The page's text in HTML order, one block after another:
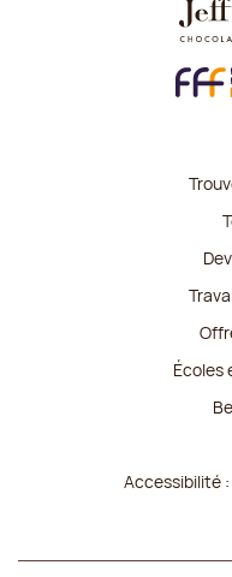
Écoles
Accessibilité